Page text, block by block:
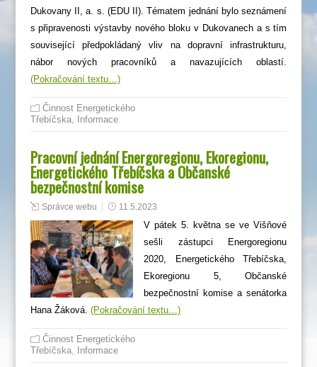
Dukovany II, a. s. (EDU II). Tématem jednání bylo seznámení
s připravenosti výstavby nového bloku v Dukovanech a s tím
související předpokládaný vliv na dopravní infrastrukturu,
nábor nových pracovníků a navazujících oblastí.
(Pokračování textu…)
Činnost Energetického
Třebíčska, Informace
Pracovní jednání Energoregionu, Ekoregionu,
Energetického Třebíčska a Občanské
bezpečnostní komise
Správce webu 11.5.2023
V pátek 5. května se ve Višňové
sešli zástupci Energoregionu
2020, Energetického Třebíčska,
Ekoregionu 5, Občanské
bezpečnostní komise a senátorka
Hana Žáková. (Pokračování textu…)
Činnost Energetického
Třebíčska, Informace